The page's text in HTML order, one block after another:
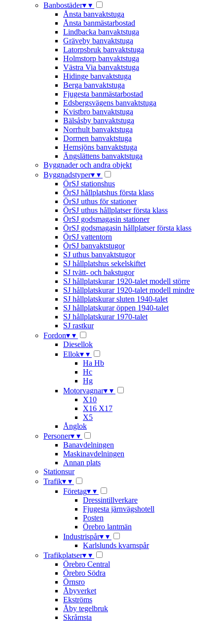
Banbostäder▾ ▾
Ånsta banvaktstuga
Ånsta banmästarbostad
Lindbacka banvaktstuga
Gräveby banvaktstuga
Latorpsbruk banvaktstuga
Holmstorp banvaktstuga
Västra Via banvaktstuga
Hidinge banvaktstuga
Berga banvaktstuga
Fjugesta banmästarbostad
Edsbergsvägens banvaktstuga
Kvistbro banvaktstuga
Bälsåsby banvaktstuga
Norrhult banvaktstuga
Dormen banvaktstuga
Hemsjöns banvaktstuga
Ängslättens banvaktstuga
Byggnader och andra objekt
Byggnadstyper▾ ▾
ÖrSJ stationshus
ÖrSJ hållplatshus första klass
ÖrSJ uthus för stationer
ÖrSJ uthus hållplatser första klass
ÖrSJ godsmagasin stationer
ÖrSJ godsmagasin hållplatser första klass
ÖrSJ vattentorn
ÖrSJ banvaktstugor
SJ uthus banvaktstugor
SJ hållplatshus sekelskiftet
SJ tvätt- och bakstugor
SJ hållplatskurar 1920-talet modell större
SJ hållplatskurar 1920-talet modell mindre
SJ hållplatskurar sluten 1940-talet
SJ hållplatskurar öppen 1940-talet
SJ hållplatskurar 1970-talet
SJ rastkur
Fordon▾ ▾
Diesellok
Ellok▾ ▾
Ha Hb
Hc
Hg
Motorvagnar▾ ▾
X10
X16 X17
X5
Ånglok
Personer▾ ▾
Banavdelningen
Maskinavdelningen
Annan plats
Stationsur
Trafik▾ ▾
Företag▾ ▾
Dressintillverkare
Fjugesta järnvägshotell
Posten
Örebro lantmän
Industrispår▾ ▾
Karlslunds kvarnspår
Trafikplatser▾ ▾
Örebro Central
Örebro Södra
Örnsro
Åbyverket
Ekströms
Åby tegelbruk
Skråmsta